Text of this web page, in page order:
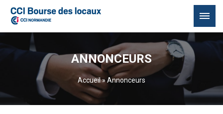
ANNONCEURS
Accueil»Annonceurs